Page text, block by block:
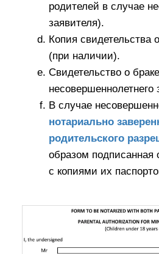
родителей в случае
заявителя).
Копия свидетельства
(при наличии).
Свидетельство о
несовершеннолетнего
В случае
нотариально
родительского
образом
с копиями их